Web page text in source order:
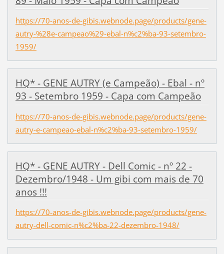
https://70-anos-de-gibis.webnode.page/products/gene-
autry-%28e-campeao%29-ebal-n%c2%ba-93-setembro-
1959/
HQ* - GENE AUTRY (e Campeão) - Ebal - nº
93 - Setembro 1959 - Capa com Campeão
https://70-anos-de-gibis.webnode.page/products/gene-
autry-e-campeao-ebal-n%c2%ba-93-setembro-1959/
HQ* - GENE AUTRY - Dell Comic - nº 22 -
Dezembro/1948 - Um gibi com mais de 70
anos !!!
https://70-anos-de-gibis.webnode.page/products/gene-
autry-dell-comic-n%c2%ba-22-dezembro-1948/